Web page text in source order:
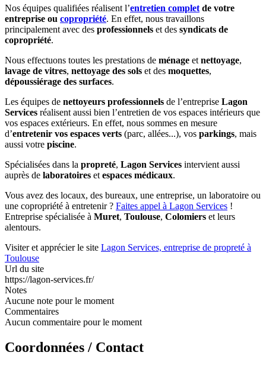
Nos équipes qualifiées réalisent l’entretien complet de votre
entreprise ou copropriété. En effet, nous travaillons
principalement avec des professionnels et des syndicats de
copropriété.
Nous effectuons toutes les prestations de ménage et nettoyage,
lavage de vitres, nettoyage des sols et des moquettes,
dépoussiérage des surfaces.
Les équipes de nettoyeurs professionnels de l’entreprise Lagon
Services réalisent aussi bien l’entretien de vos espaces intérieurs que
vos espaces extérieurs. En effet, nous sommes en mesure
d’entretenir vos espaces verts (parc, allées...), vos parkings, mais
aussi votre piscine.
Spécialisées dans la propreté, Lagon Services intervient aussi
auprès de laboratoires et espaces médicaux.
Vous avez des locaux, des bureaux, une entreprise, un laboratoire ou
une copropriété à entretenir ? Faites appel à Lagon Services !
Entreprise spécialisée à Muret, Toulouse, Colomiers et leurs
alentours.
Visiter et apprécier le site Lagon Services, entreprise de propreté à
Toulouse
Url du site
https://lagon-services.fr/
Notes
Aucune note pour le moment
Commentaires
Aucun commentaire pour le moment
Coordonnées / Contact